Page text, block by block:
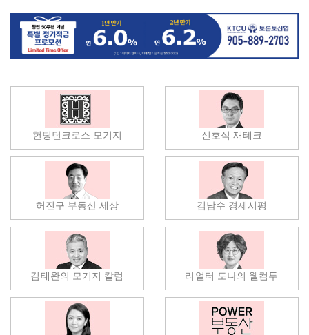
헌팅턴크로스 모기지 신호식 재테크
허진구 부동산 세상 김남수 경제시평
김태완의 모기지 칼럼 리얼터 도나의 웰컴투